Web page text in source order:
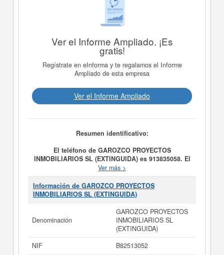
Ver el Informe Ampliado. ¡Es
gratis!
Regístrate en eInforma y te regalamos el Informe
Ampliado de esta empresa
Ver el Informe Ampliado
Resumen identificativo:
El teléfono de GAROZCO PROYECTOS
INMOBILIARIOS SL (EXTINGUIDA) es 913835058. El
CIF de GAROZCO PROYECTOS INMOBILIARIOS SL
(EXTINGUIDA) es B82513052.La empresaGAROZCO
PROYECTOS INMOBILIARIOS SL (EXTINGUIDA)
tiene como objetivo LA COMPRAVENTA DE SOLARES,
TERRENOS Y TODA CLASE DE FINCAS RUSTICAS
URBANAS, PISOS, LOCALES, APARTAMENTOS E
INMUEBLES EN GENERAL. LA URBANIZACION
PARCELACION Y REPARCELACION DE TERRENOS, y
se dió del alta el día 13/12/1999. Esta empresa está
incluida dentro de la categoría CNAE 6812 - Promoción
Ver más >
Información de GAROZCO PROYECTOS
INMOBILIARIOS SL (EXTINGUIDA)
Denominación
GAROZCO PROYECTOS
INMOBILIARIOS SL
(EXTINGUIDA)
NIF
B82513052